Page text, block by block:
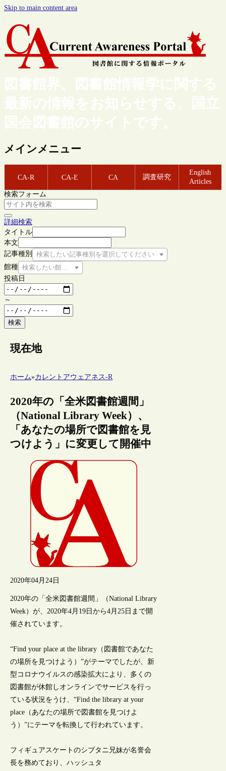
Skip to main content area
図書館界、図書館情報学に関する
最新の情報をお知らせする、国立
国会図書館のサイトです。
メインメニュー
CA-R CA-E CA 調査研究
English
Articles
検索フォーム
詳細検索
タイトル
本文
記事種別
検索したい記事種別を選択してください
館種 検索したい館種を選択してください
投稿日
～
検索
現在地
ホーム»カレントアウェアネス-R
2020年の「全米図書館週間」
（National Library Week）、
「あなたの場所で図書館を見
つけよう」に変更して開催中
2020年04月24日
2020年の「全米図書館週間」（National Library
Week）が、2020年4月19日から4月25日まで開
催されています。
“Find your place at the library（図書館であなた
の場所を見つけよう）”がテーマでしたが、新
型コロナウイルスの感染拡大により、多くの
図書館が休館しオンラインでサービスを行っ
ている状況をうけ、“Find the library at your
place（あなたの場所で図書館を見つけよ
う）”にテーマを転換して行われています。
フィギュアスケートのシブタニ兄妹が名誉会
長を務めており、ハッシュタ